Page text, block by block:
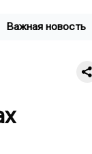
Важная новость